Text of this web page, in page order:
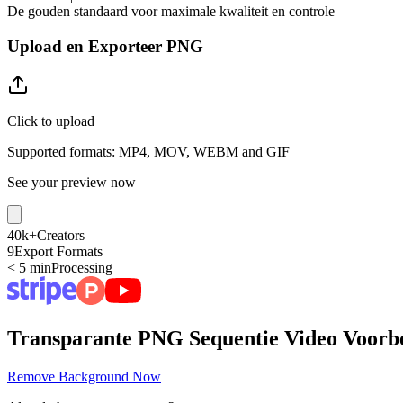
De gouden standaard voor maximale kwaliteit en controle
Upload en Exporteer PNG
Click to upload
Supported formats: MP4, MOV, WEBM and GIF
See your preview now
40k+Creators
9Export Formats
< 5 minProcessing
Transparante PNG Sequentie Video
Remove Background Now